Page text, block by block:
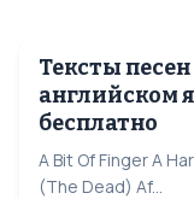
Тексты
английском
бесплатно
A Bit Of Finger A
(The Dead) Af...